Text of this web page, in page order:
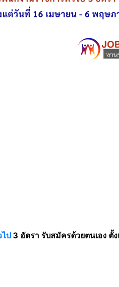
ป 3 อัตรา รับสมัครด้วยตนเอง ตั้